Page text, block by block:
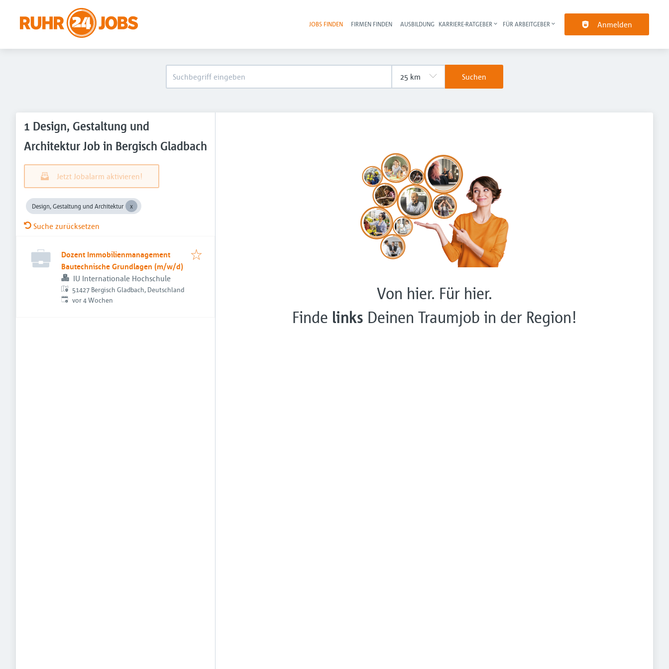
Haupt-Navigation
JOBS FINDEN FIRMEN FINDEN AUSBILDUNG KARRIERE-RATGEBER FÜR ARBEITGEBER Anmelden
Suchen
1 Design, Gestaltung und
Architektur Job in Bergisch Gladbach
Jetzt Jobalarm aktivieren!
Design, Gestaltung und Architektur
Suche zurücksetzen
Dozent Immobilienmanagement
Bautechnische Grundlagen (m/w/d)
IU Internationale Hochschule
51427 Bergisch Gladbach, Deutschland
Veröffentlicht:
vor 4 Wochen
Von hier. Für hier.
Finde links Deinen Traumjob in der Region!